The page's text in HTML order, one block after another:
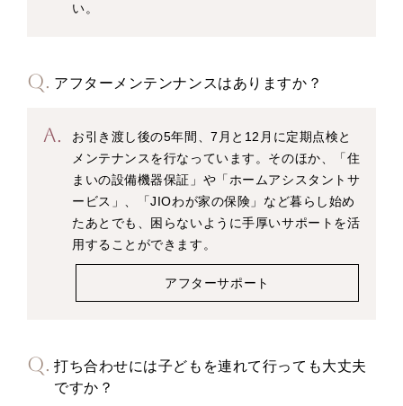
い。
アフターメンテンナンスはありますか？
お引き渡し後の5年間、7月と12月に定期点検と
メンテナンスを行なっています。そのほか、「住
まいの設備機器保証」や「ホームアシスタントサ
ービス」、「JIOわが家の保険」など暮らし始め
たあとでも、困らないように手厚いサポートを活
用することができます。
アフターサポート
打ち合わせには子どもを連れて行っても大丈夫
ですか？